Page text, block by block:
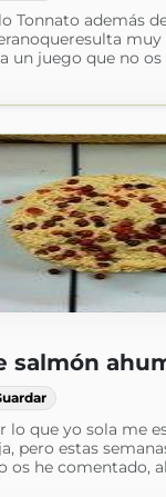
Tonnato además
un juego que no
salmón
lo que yo sola me
pero estas
os he comentado,